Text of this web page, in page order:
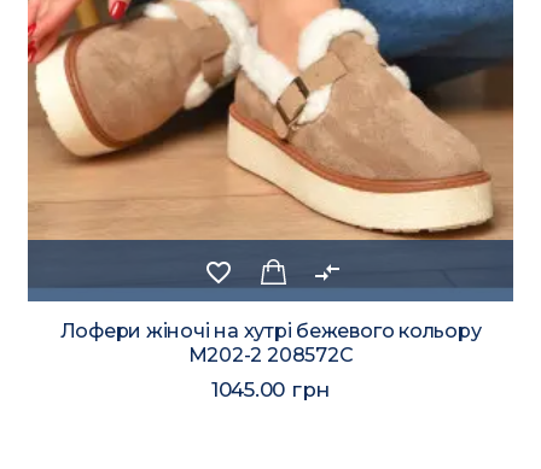
favorite_border compare_arrows
Лофери жіночі на хутрі бежевого кольору
М202-2 208572C
1045.00 грн